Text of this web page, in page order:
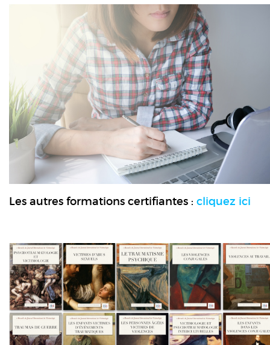
Les autres formations certifiantes : cliquez ici